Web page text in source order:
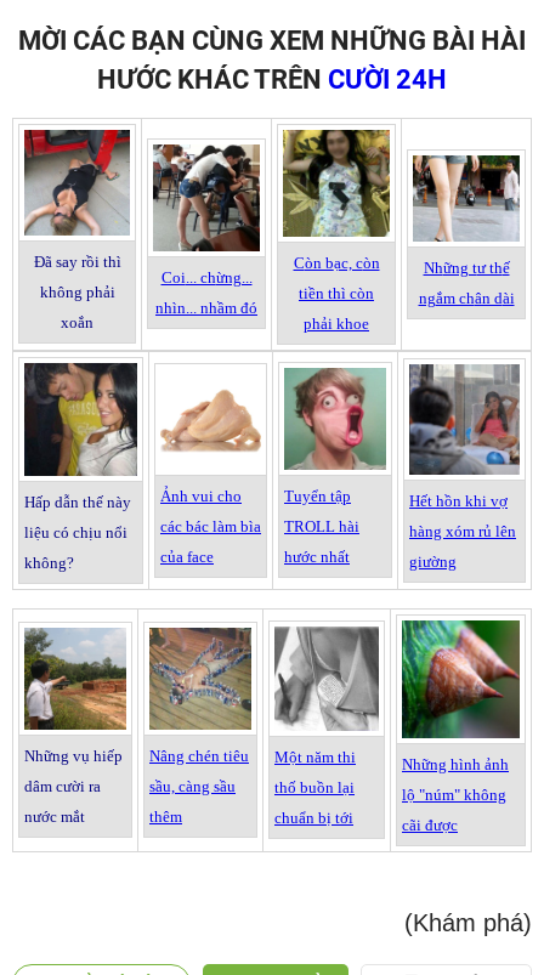
MỜI CÁC BẠN CÙNG XEM NHỮNG BÀI HÀI
HƯỚC KHÁC TRÊN CƯỜI 24H
Đã say rồi thì
không phải
xoắn
Coi... chừng...
nhìn... nhầm đó
Còn bạc, còn
tiền thì còn
phải khoe
Những tư thế
ngắm chân dài
Hấp dẫn thế này
liệu có chịu nổi
không?
Ảnh vui cho
các bác làm bìa
của face
Tuyển tập
TROLL hài
hước nhất
Hết hồn khi vợ
hàng xóm rủ lên
giường
Những vụ hiếp
dâm cười ra
nước mắt
Nâng chén tiêu
sầu, càng sầu
thêm
Một năm thi
thố buồn lại
chuẩn bị tới
Những hình ảnh
lộ "núm" không
cãi được
(Khám phá)